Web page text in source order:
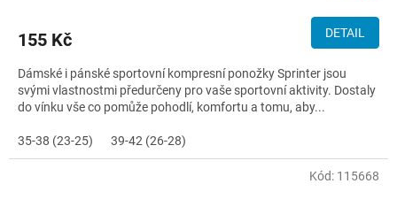
155 Kč DETAIL
Dámské i pánské sportovní kompresní ponožky Sprinter jsou
svými vlastnostmi předurčeny pro vaše sportovní aktivity. Dostaly
do vínku vše co pomůže pohodlí, komfortu a tomu, aby...
35-38 (23-25) 39-42 (26-28)
Kód: 115668